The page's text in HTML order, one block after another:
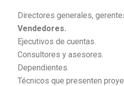
Directores generales,
Vendedores.
Ejecutivos de cuentas.
Consultores y asesores.
Dependientes.
Técnicos que presenten